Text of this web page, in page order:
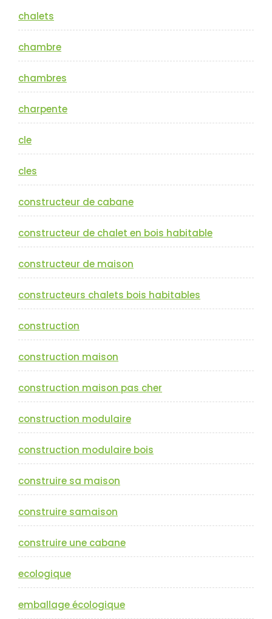
chalets
chambre
chambres
charpente
cle
cles
constructeur de cabane
constructeur de chalet en bois habitable
constructeur de maison
constructeurs chalets bois habitables
construction
construction maison
construction maison pas cher
construction modulaire
construction modulaire bois
construire sa maison
construire samaison
construire une cabane
ecologique
emballage écologique